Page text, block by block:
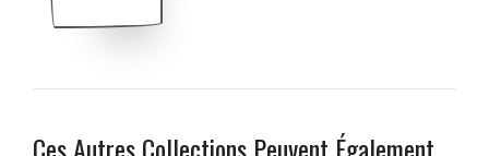
Ces Autres Collections Peuvent Également